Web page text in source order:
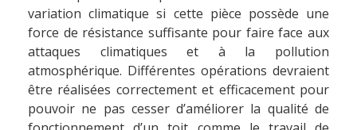
variation climatique si cette pièce possède une
force de résistance suffisante pour faire face aux
attaques climatiques et à la pollution
atmosphérique. Différentes opérations devraient
être réalisées correctement et efficacement pour
pouvoir ne pas cesser d’améliorer la qualité de